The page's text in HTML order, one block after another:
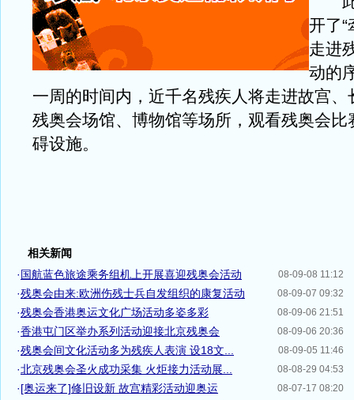
开了
走进
动的
一周的时间内，近千名残疾人将走进故宫、
残奥会场馆、博物馆等场所，观看残奥会比
碍设施。
相关新闻
08-09-08 11:12
·国航蓝色旅途乘务组机上开展喜迎残奥会活动
08-09-07 09:32
·残奥会由来:欧洲伤残士兵自发组织的康复活动
08-09-06 21:51
·残奥会香港奥运文化广场活动多姿多彩
08-09-06 20:36
·香港屯门区举办系列活动迎接北京残奥会
08-09-05 11:46
·残奥会间文化活动多为残疾人表演 设18文...
08-08-29 04:53
·北京残奥会圣火成功采集 火炬接力活动展...
08-07-17 08:20
·[奥运来了]修旧设新 故宫精彩活动迎奥运